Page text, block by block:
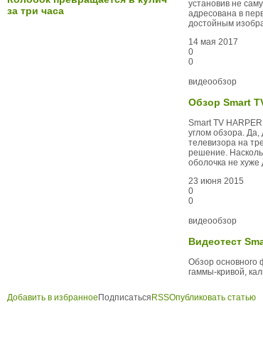
установив не
адресована в
достойным
14 мая 2017
0
0
видеообзор
Обзор Smart
Smart TV
углом обзора. Да,
телевизора на
решение.
оболочка не хуже
23 июня 2015
0
0
видеообзор
Видеотест
Обзор основного
гаммы-кривой,
за три часа
Добавить в избранное Подписаться RSSОпубликовать статью